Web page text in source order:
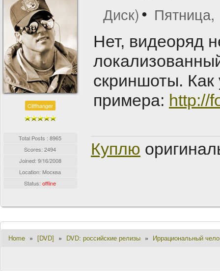
Cliffhanger
Total Posts : 8965
Scores: 2494
Joined: 9/16/2008
Location: Москва
Status:offline
Диск)
Пятница,
Нет, видеоряд
скриншоты.
примера: http://
Куплю
Home » [DVD] » DVD: российские релизы » Иррациональный